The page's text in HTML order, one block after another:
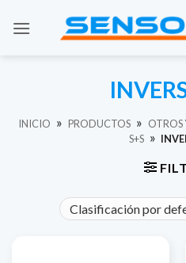
INICIO » PRODUCTOS » OTROS
S+S »